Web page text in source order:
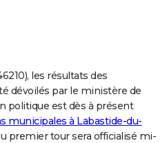
les résultats des
dévoilés par le ministère de
politique est dès à présent
municipales à Labastide-du-
premier tour sera officialisé mi-